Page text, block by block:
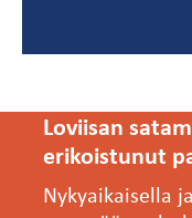
Loviisan
erikoistunut
Nykyaikaisella